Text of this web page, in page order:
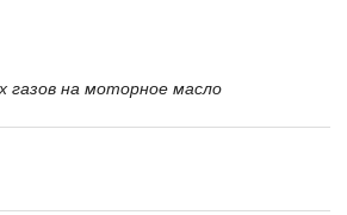
газов на моторное масло